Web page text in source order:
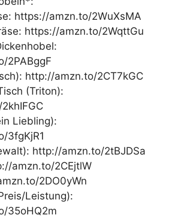
https://amzn.to/2WuXsMA
https://amzn.to/2WqttGu
2PABggF
http://amzn.to/2CT7kGC
(Triton):
Liebling):
3fgKjR1
http://amzn.to/2tBJDSa
amzn.to/2CEjtlW
2DO0yWn
Leistung):
35oHQ2m